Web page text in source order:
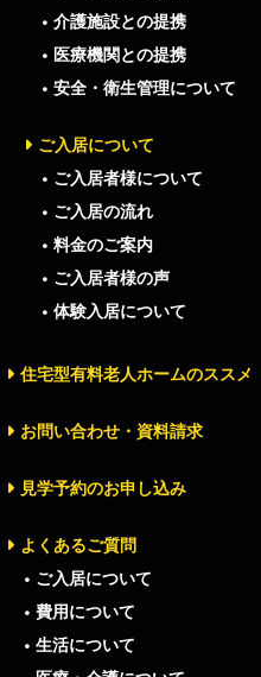
介護施設との提携
医療機関との提携
安全・衛生管理について
ご入居について
ご入居者様について
ご入居の流れ
料金のご案内
ご入居者様の声
体験入居について
住宅型有料老人ホームのススメ
お問い合わせ・資料請求
見学予約のお申し込み
よくあるご質問
ご入居について
費用について
生活について